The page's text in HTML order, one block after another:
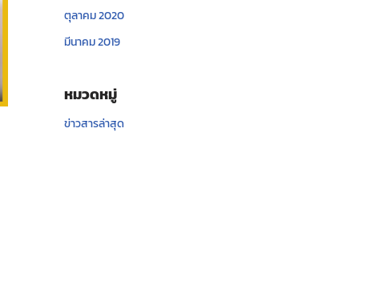
ตุลาคม 2020
มีนาคม 2019
หมวดหมู่
ข่าวสารล่าสุด